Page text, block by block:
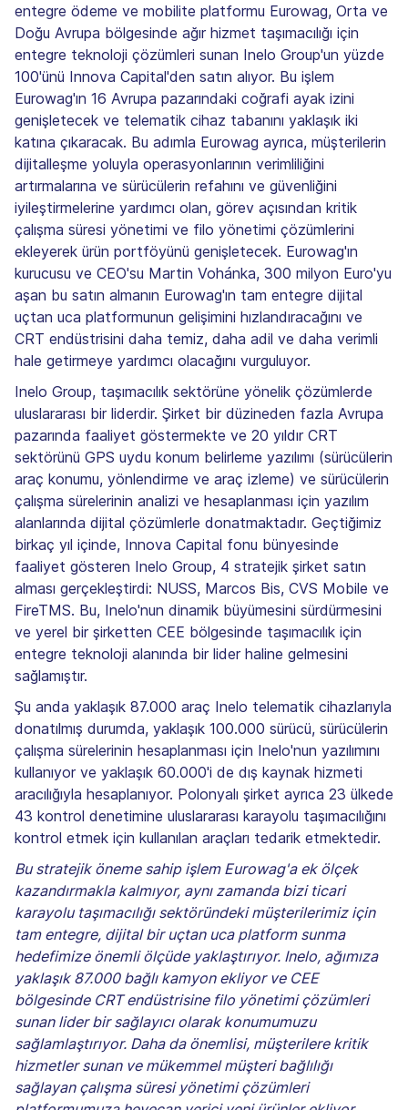
entegre ödeme ve mobilite platformu Eurowag, Orta ve
Doğu Avrupa bölgesinde ağır hizmet taşımacılığı için
entegre teknoloji çözümleri sunan Inelo Group'un yüzde
100'ünü Innova Capital'den satın alıyor. Bu işlem
Eurowag'ın 16 Avrupa pazarındaki coğrafi ayak izini
genişletecek ve telematik cihaz tabanını yaklaşık iki
katına çıkaracak. Bu adımla Eurowag ayrıca, müşterilerin
dijitalleşme yoluyla operasyonlarının verimliliğini
artırmalarına ve sürücülerin refahını ve güvenliğini
iyileştirmelerine yardımcı olan, görev açısından kritik
çalışma süresi yönetimi ve filo yönetimi çözümlerini
ekleyerek ürün portföyünü genişletecek. Eurowag'ın
kurucusu ve CEO'su Martin Vohánka, 300 milyon Euro'yu
aşan bu satın almanın Eurowag'ın tam entegre dijital
uçtan uca platformunun gelişimini hızlandıracağını ve
CRT endüstrisini daha temiz, daha adil ve daha verimli
hale getirmeye yardımcı olacağını vurguluyor.
Inelo Group, taşımacılık sektörüne yönelik çözümlerde
uluslararası bir liderdir. Şirket bir düzineden fazla Avrupa
pazarında faaliyet göstermekte ve 20 yıldır CRT
sektörünü GPS uydu konum belirleme yazılımı (sürücülerin
araç konumu, yönlendirme ve araç izleme) ve sürücülerin
çalışma sürelerinin analizi ve hesaplanması için yazılım
alanlarında dijital çözümlerle donatmaktadır. Geçtiğimiz
birkaç yıl içinde, Innova Capital fonu bünyesinde
faaliyet gösteren Inelo Group, 4 stratejik şirket satın
alması gerçekleştirdi: NUSS, Marcos Bis, CVS Mobile ve
FireTMS. Bu, Inelo'nun dinamik büyümesini sürdürmesini
ve yerel bir şirketten CEE bölgesinde taşımacılık için
entegre teknoloji alanında bir lider haline gelmesini
sağlamıştır.
Şu anda yaklaşık 87.000 araç Inelo telematik cihazlarıyla
donatılmış durumda, yaklaşık 100.000 sürücü, sürücülerin
çalışma sürelerinin hesaplanması için Inelo'nun yazılımını
kullanıyor ve yaklaşık 60.000'i de dış kaynak hizmeti
aracılığıyla hesaplanıyor. Polonyalı şirket ayrıca 23 ülkede
43 kontrol denetimine uluslararası karayolu taşımacılığını
kontrol etmek için kullanılan araçları tedarik etmektedir.
Bu stratejik öneme sahip işlem Eurowag'a ek ölçek
kazandırmakla kalmıyor, aynı zamanda bizi ticari
karayolu taşımacılığı sektöründeki müşterilerimiz için
tam entegre, dijital bir uçtan uca platform sunma
hedefimize önemli ölçüde yaklaştırıyor. Inelo, ağımıza
yaklaşık 87.000 bağlı kamyon ekliyor ve CEE
bölgesinde CRT endüstrisine filo yönetimi çözümleri
sunan lider bir sağlayıcı olarak konumumuzu
sağlamlaştırıyor. Daha da önemlisi, müşterilere kritik
hizmetler sunan ve mükemmel müşteri bağlılığı
sağlayan çalışma süresi yönetimi çözümleri